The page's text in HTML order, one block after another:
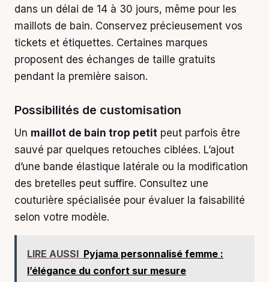
dans un délai de 14 à 30 jours, même pour les
maillots de bain. Conservez précieusement vos
tickets et étiquettes. Certaines marques
proposent des échanges de taille gratuits
pendant la première saison.
Possibilités de customisation
Un maillot de bain trop petit peut parfois être
sauvé par quelques retouches ciblées. L’ajout
d’une bande élastique latérale ou la modification
des bretelles peut suffire. Consultez une
couturière spécialisée pour évaluer la faisabilité
selon votre modèle.
LIRE AUSSI Pyjama personnalisé femme :
l’élégance du confort sur mesure